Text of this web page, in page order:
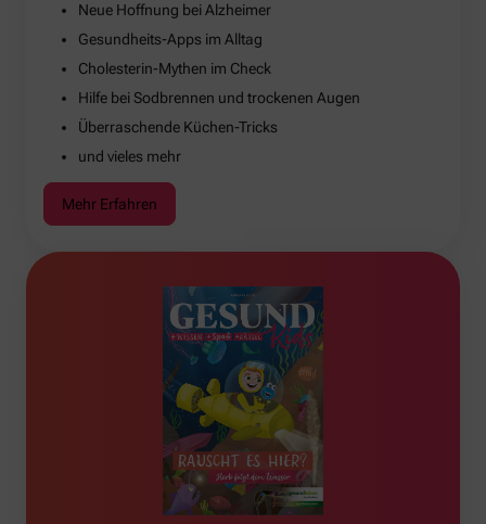
Neue Hoffnung bei Alzheimer
Gesundheits-Apps im Alltag
Cholesterin-Mythen im Check
Hilfe bei Sodbrennen und trockenen Augen
Überraschende Küchen-Tricks
und vieles mehr
Mehr Erfahren